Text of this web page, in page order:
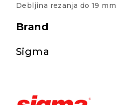
Debljina rezanja do 19 mm
Brand
Sigma